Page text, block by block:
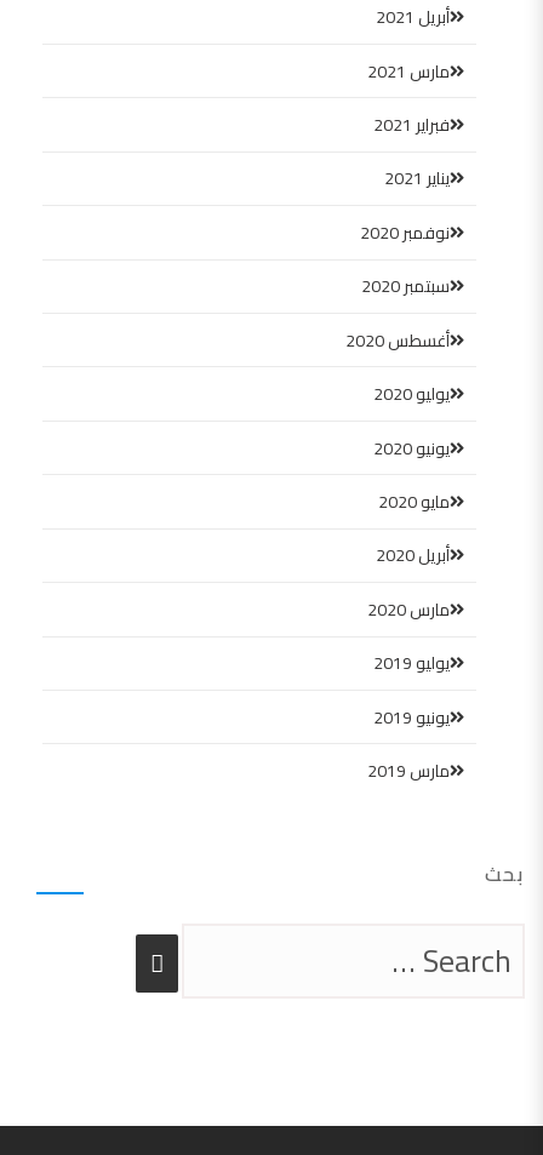
أبريل 2021
مارس 2021
فبراير 2021
يناير 2021
نوفمبر 2020
سبتمبر 2020
أغسطس 2020
يوليو 2020
يونيو 2020
مايو 2020
أبريل 2020
مارس 2020
يوليو 2019
يونيو 2019
مارس 2019
بحث